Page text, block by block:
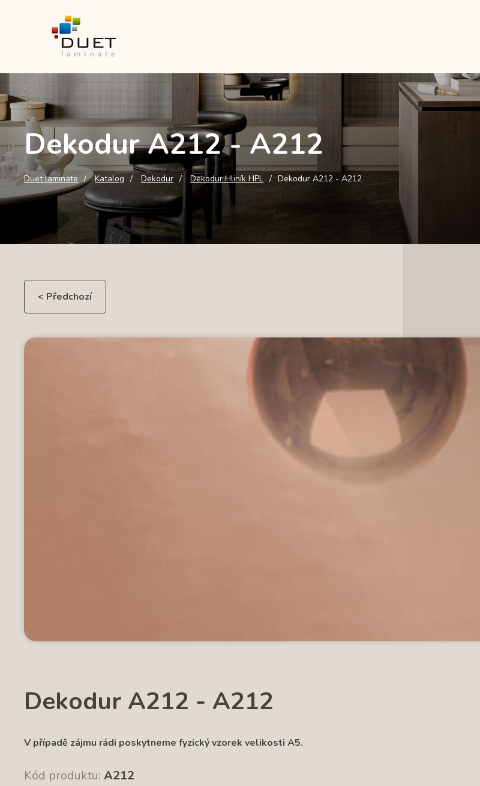
Dekodur A212 - A212
Duet laminate Katalog Dekodur Dekodur Hliník HPL Dekodur A212 - A212
< Předchozí
Dekodur A212 - A212
V případě zájmu rádi poskytneme fyzický vzorek velikosti A5.
Kód produktu: A212